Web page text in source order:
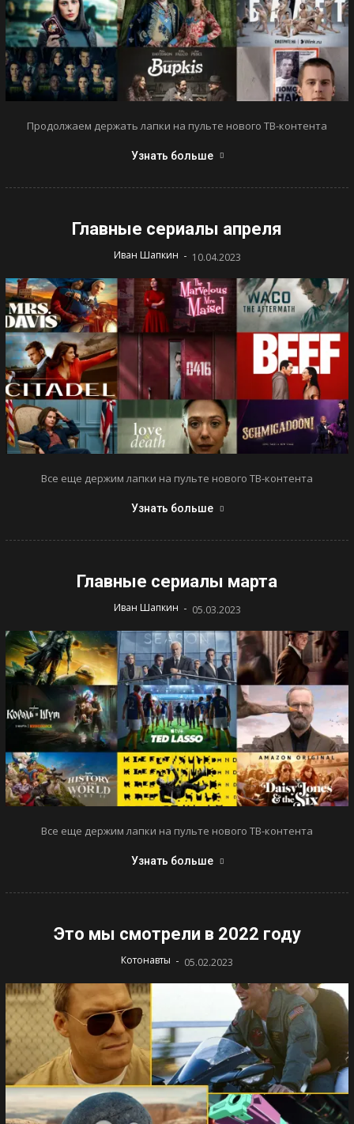
Продолжаем держать лапки на пульте нового ТВ-контента
Узнать больше
Главные сериалы апреля
Иван Шапкин - 10.04.2023
Все еще держим лапки на пульте нового ТВ-контента
Узнать больше
Главные сериалы марта
Иван Шапкин - 05.03.2023
Все еще держим лапки на пульте нового ТВ-контента
Узнать больше
Это мы смотрели в 2022 году
Котонавты - 05.02.2023